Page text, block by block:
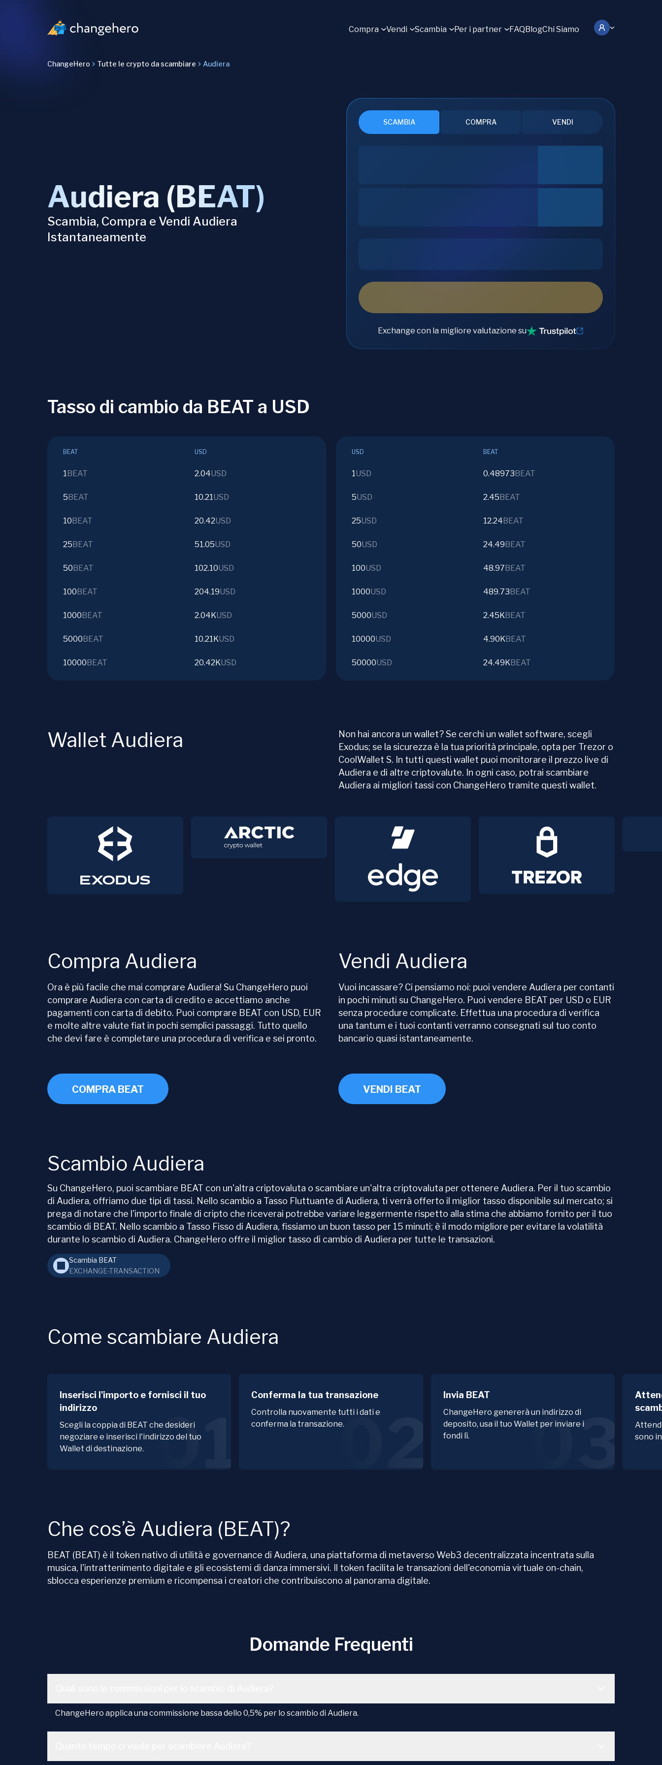
Compra Vendi Scambia Per i partner FAQBlogChi Siamo
ChangeHero Tutte le crypto da scambiare Audiera
Audiera (BEAT)
Scambia, Compra e Vendi Audiera
Istantaneamente
SCAMBIA COMPRA VENDI
Exchange con la migliore valutazione su
Tasso di cambio da BEAT a USD
BEAT USD
1BEAT 2.04USD
5BEAT 10.21USD
10BEAT 20.42USD
25BEAT 51.05USD
50BEAT 102.10USD
100BEAT 204.19USD
1000BEAT 2.04KUSD
5000BEAT 10.21KUSD
10000BEAT 20.42KUSD
USD BEAT
1USD 0.48973BEAT
5USD 2.45BEAT
25USD 12.24BEAT
50USD 24.49BEAT
100USD 48.97BEAT
1000USD 489.73BEAT
5000USD 2.45KBEAT
10000USD 4.90KBEAT
50000USD 24.49KBEAT
Wallet Audiera
Non hai ancora un wallet? Se cerchi un wallet software, scegli
Exodus; se la sicurezza è la tua priorità principale, opta per Trezor o
CoolWallet S. In tutti questi wallet puoi monitorare il prezzo live di
Audiera e di altre criptovalute. In ogni caso, potrai scambiare
Audiera ai migliori tassi con ChangeHero tramite questi wallet.
Compra Audiera
Ora è più facile che mai comprare Audiera! Su ChangeHero puoi
comprare Audiera con carta di credito e accettiamo anche
pagamenti con carta di debito. Puoi comprare BEAT con USD, EUR
e molte altre valute fiat in pochi semplici passaggi. Tutto quello
che devi fare è completare una procedura di verifica e sei pronto.
COMPRA BEAT
Vendi Audiera
Vuoi incassare? Ci pensiamo noi: puoi vendere Audiera per contanti
in pochi minuti su ChangeHero. Puoi vendere BEAT per USD o EUR
senza procedure complicate. Effettua una procedura di verifica
una tantum e i tuoi contanti verranno consegnati sul tuo conto
bancario quasi istantaneamente.
VENDI BEAT
Scambio Audiera
Su ChangeHero, puoi scambiare BEAT con un'altra criptovaluta o scambiare un'altra criptovaluta per ottenere Audiera. Per il tuo scambio
di Audiera, offriamo due tipi di tassi. Nello scambio a Tasso Fluttuante di Audiera, ti verrà offerto il miglior tasso disponibile sul mercato; si
prega di notare che l'importo finale di cripto che riceverai potrebbe variare leggermente rispetto alla stima che abbiamo fornito per il tuo
scambio di BEAT. Nello scambio a Tasso Fisso di Audiera, fissiamo un buon tasso per 15 minuti; è il modo migliore per evitare la volatilità
durante lo scambio di Audiera. ChangeHero offre il miglior tasso di cambio di Audiera per tutte le transazioni.
Scambia BEAT
EXCHANGE-TRANSACTION
Come scambiare Audiera
Inserisci l'importo e fornisci il tuo
indirizzo
Scegli la coppia di BEAT che desideri
negoziare e inserisci l'indirizzo del tuo
Wallet di destinazione.
01
Conferma la tua transazione
Controlla nuovamente tutti i dati e
conferma la transazione.02
Invia BEAT
ChangeHero genererà un indirizzo di
deposito, usa il tuo Wallet per inviare i
fondi lì.
03
sono
Che cos’è Audiera (BEAT)?
BEAT (BEAT) è il token nativo di utilità e governance di Audiera, una piattaforma di metaverso Web3 decentralizzata incentrata sulla
musica, l'intrattenimento digitale e gli ecosistemi di danza immersivi. Il token facilita le transazioni dell'economia virtuale on-chain,
sblocca esperienze premium e ricompensa i creatori che contribuiscono al panorama digitale.
Domande Frequenti
ChangeHero applica una commissione bassa dello 0,5% per lo scambio di Audiera.